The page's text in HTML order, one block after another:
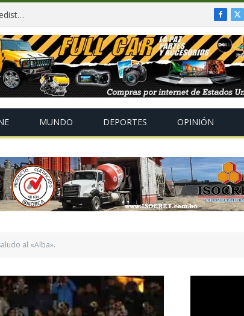
Paz y gobernadores firman acuerdo del 50/50 que proyecta redistribuir recursos y tributos desde 2027
X
MUNDO DEPORTES OPINIÓN
al «Alba».